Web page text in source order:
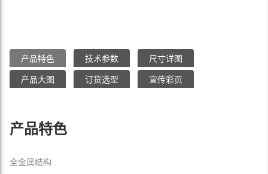
产品特色 技术参数
尺寸详图
产品大图
订货选型 宣传彩页
产品特色
全金属结构